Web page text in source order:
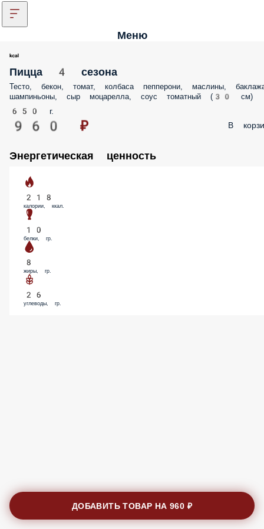
Меню
Пицца 4 сезона
Тесто, бекон, томат, колбаса пепперони, маслины,
шампиньоны, сыр моцарелла, соус томатный (30 см)
650 г.
960 ₽ В
Энергетическая ценность
218
калории, ккал.
10
белки, гр.
8
жиры, гр.
26
углеводы, гр.
ДОБАВИТЬ ТОВАР НА960 ₽